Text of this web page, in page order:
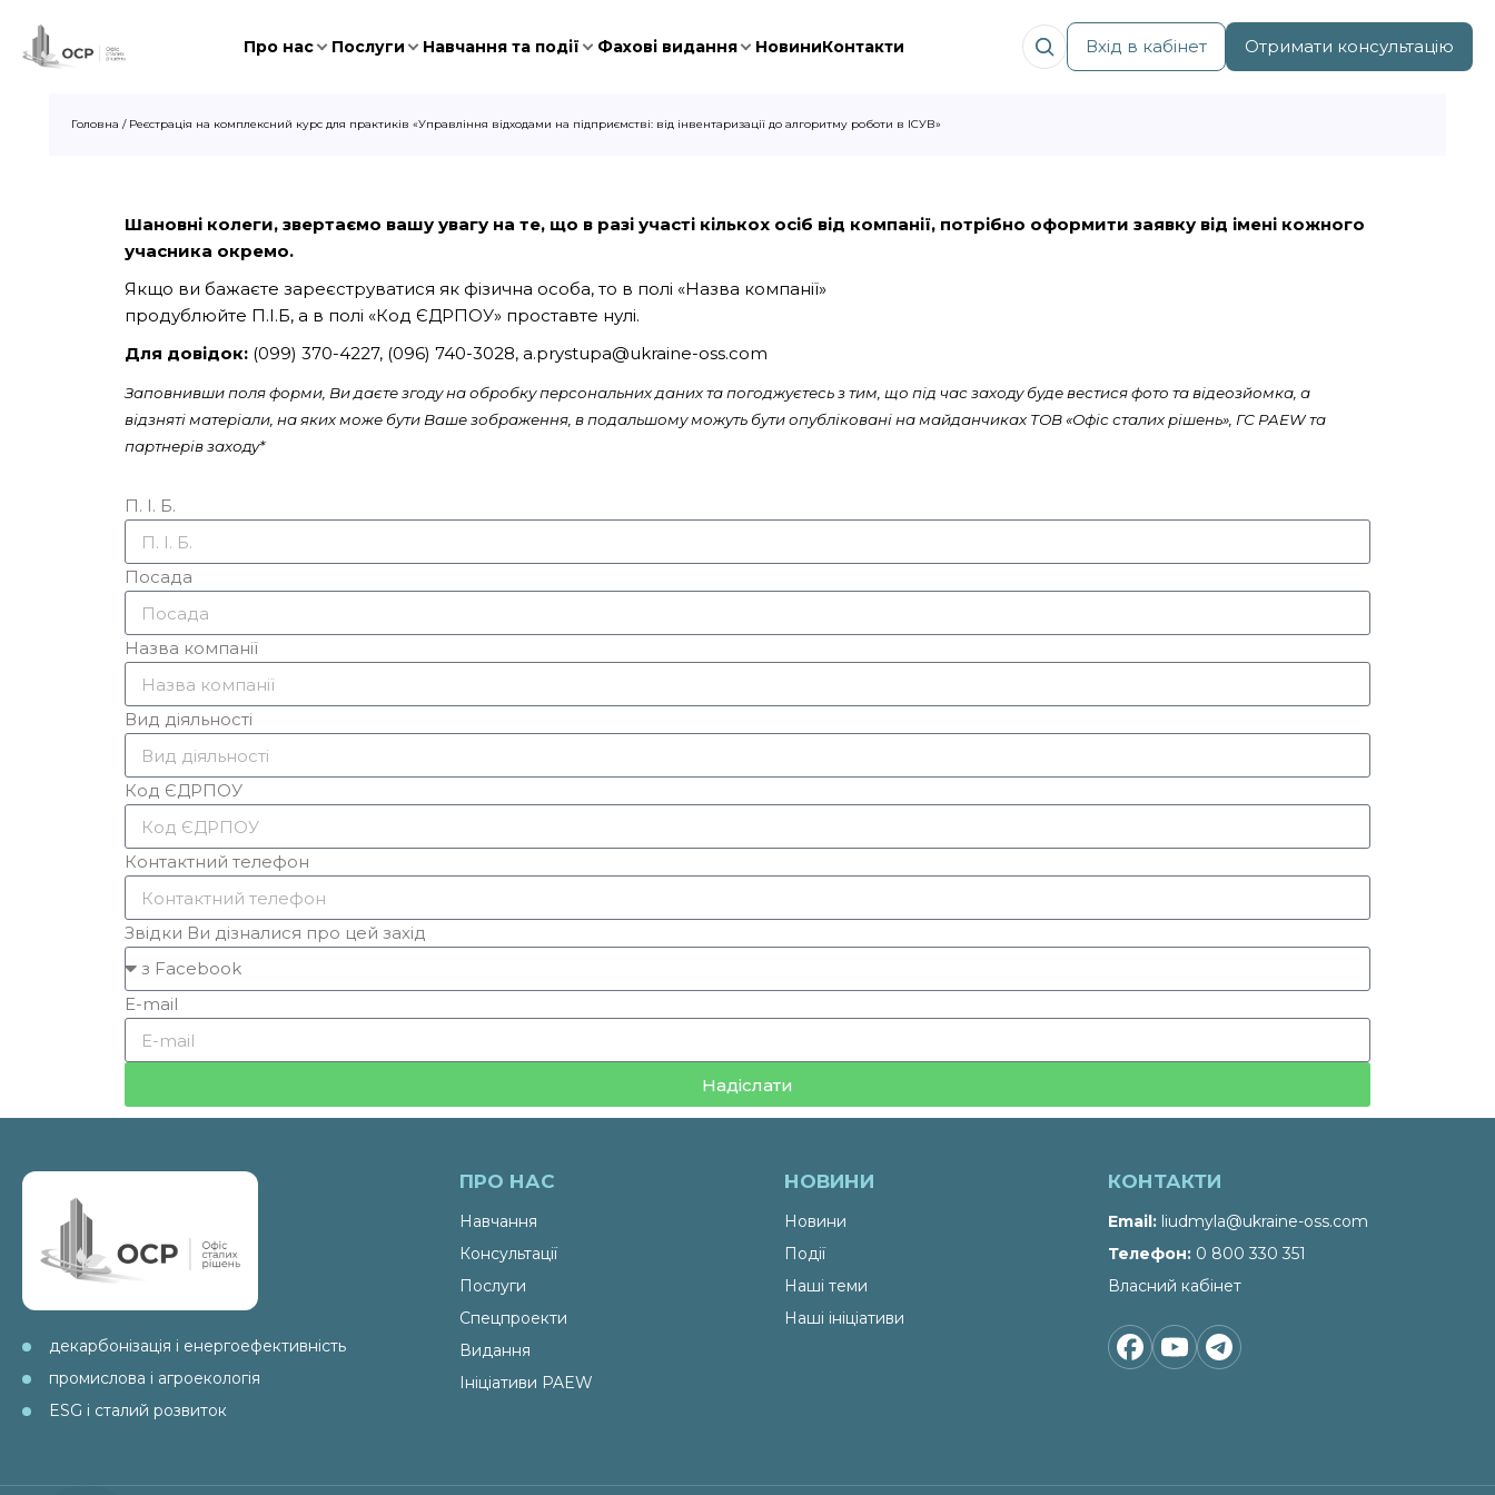
Про нас Послуги Навчання та події Фахові видання НовиниКонтакти Вхід в кабінет Отримати консультацію
Головна / Реєстрація на комплексний курс для практиків «Управління відходами на підприємстві: від інвентаризації до алгоритму роботи в ІСУВ»
Шановні колеги, звертаємо вашу увагу на те, що в разі участі кількох осіб від компанії, потрібно оформити заявку від імені кожного
учасника окремо.
Якщо ви бажаєте зареєструватися як фізична особа, то в полі «Назва компанії»
продублюйте П.І.Б, а в полі «Код ЄДРПОУ» проставте нулі.
Для довідок: (099) 370-4227, (096) 740-3028, a.prystupa@ukraine-oss.com
Заповнивши поля форми, Ви даєте згоду на обробку персональних даних та погоджуєтесь з тим, що під час заходу буде вестися фото та відеозйомка, а
відзняті матеріали, на яких може бути Ваше зображення, в подальшому можуть бути опубліковані на майданчиках ТОВ «Офіс сталих рішень», ГС PAEW та
партнерів заходу*
П. І. Б.
Посада
Назва компанії
Вид діяльності
Код ЄДРПОУ
Контактний телефон
Звідки Ви дізналися про цей захід
E-mail
Надіслати
декарбонізація і енергоефективність
промислова і агроекологія
ESG і сталий розвиток
ПРО НАС
Навчання
Консультації
Послуги
Спецпроекти
Видання
Ініціативи PAEW
НОВИНИ
Новини
Події
Наші теми
Наші ініціативи
КОНТАКТИ
Email liudmyla@ukraine-oss.com
Телефон 0 800 330 351
Власний кабінет